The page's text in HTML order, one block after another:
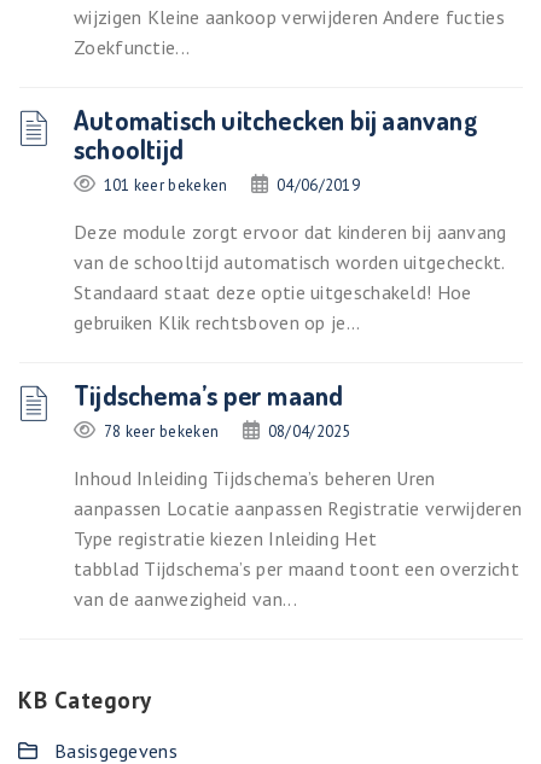
wijzigen Kleine aankoop verwijderen Andere fucties
Zoekfunctie...
Automatisch uitchecken bij aanvang
schooltijd
101 keer bekeken 04/06/2019
Deze module zorgt ervoor dat kinderen bij aanvang
van de schooltijd automatisch worden uitgecheckt.
Standaard staat deze optie uitgeschakeld! Hoe
gebruiken Klik rechtsboven op je...
Tijdschema’s per maand
78 keer bekeken 08/04/2025
Inhoud Inleiding Tijdschema’s beheren Uren
aanpassen Locatie aanpassen Registratie verwijderen
Type registratie kiezen Inleiding Het
tabblad Tijdschema’s per maand toont een overzicht
van de aanwezigheid van...
KB Category
Basisgegevens